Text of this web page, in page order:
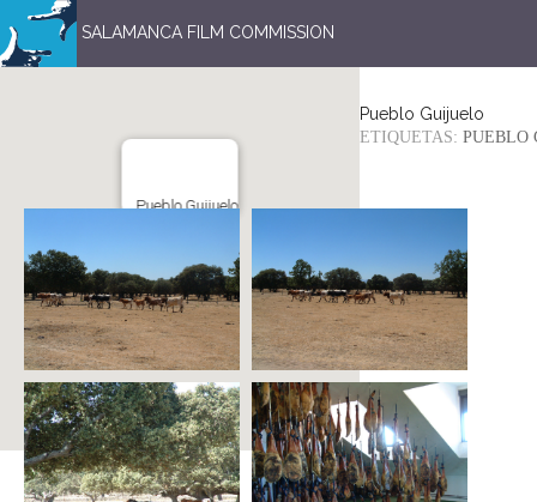
SALAMANCA FILM COMMISSION
Pueblo Guijuelo
Pueblo Guijuelo
ETIQUETAS: PUEBLO